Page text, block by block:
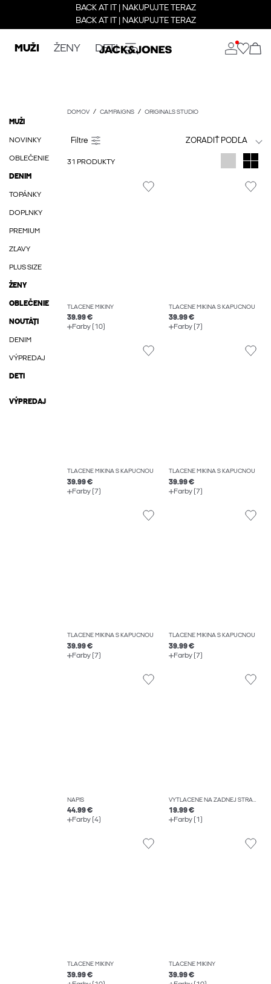
BACK AT IT | NAKUPUJTE TERAZ
BACK AT IT | NAKUPUJTE TERAZ
MUŽI ŽENY DETI
MUŽI
NOVINKY
OBLEČENIE
DENIM
TOPÁNKY
DOPLNKY
PREMIUM
ZĽAVY
PLUS SIZE
ŽENY
OBLEČENIE
NOUTĂȚI
DENIM
VÝPREDAJ
DETI
VÝPREDAJ
DOMOV CAMPAIGNS ORIGINALS STUDIO
ZORADIŤ PODĽA
31 PRODUKTY
TLAČENÉ MIKINY
39.99 €
Farby (10)
TLAČENÉ MIKINA S KAPUCŇOU
39.99 €
Farby (7)
TLAČENÉ MIKINA S KAPUCŇOU
39.99 €
Farby (7)
TLAČENÉ MIKINA S KAPUCŇOU
39.99 €
Farby (7)
TLAČENÉ MIKINA S KAPUCŇOU
39.99 €
Farby (7)
TLAČENÉ MIKINA S KAPUCŇOU
39.99 €
Farby (7)
NÁPIS
44.99 €
Farby (4)
VYTLAČENÉ NA ZADNEJ STRANE TRIČKO
19.99 €
Farby (1)
TLAČENÉ MIKINY
39.99 €
TLAČENÉ MIKINY
39.99 €